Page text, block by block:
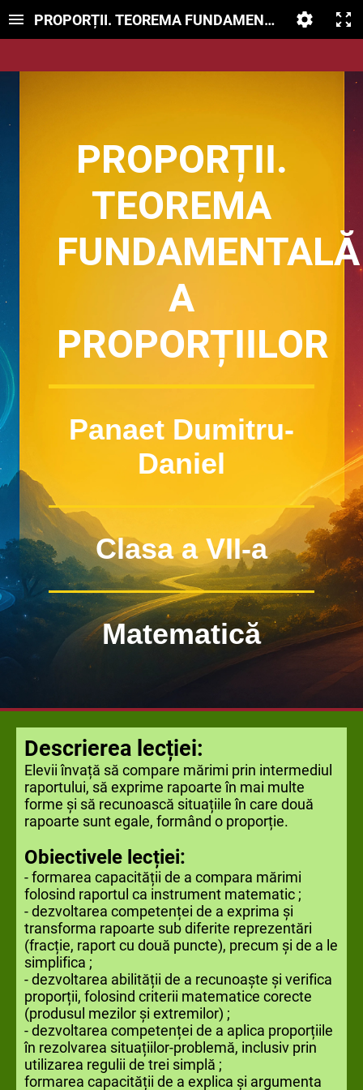
PROPORȚII. TEOREMA FUNDAMENTALĂ A
PROPORȚII.
TEOREMA
FUNDAMENTALĂ
A
PROPORȚIILOR
Panaet Dumitru-
Daniel
Clasa a VII-a
Matematică
Descrierea lecției:
Elevii învață să compare mărimi prin intermediul
raportului, să exprime rapoarte în mai multe
forme și să recunoască situațiile în care două
rapoarte sunt egale, formând o proporție.
Obiectivele lecției:
- formarea capacității de a compara mărimi
folosind raportul ca instrument matematic ;
- dezvoltarea competenței de a exprima și
transforma rapoarte sub diferite reprezentări
(fracție, raport cu două puncte), precum și de a le
simplifica ;
- dezvoltarea abilității de a recunoaște și verifica
proporții, folosind criterii matematice corecte
(produsul mezilor și extremilor) ;
- dezvoltarea competenței de a aplica proporțiile
în rezolvarea situațiilor-problemă, inclusiv prin
utilizarea regulii de trei simplă ;
formarea capacității de a explica și argumenta